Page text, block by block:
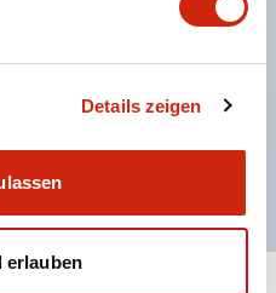
Details zeigen
erlauben
(RoHS-